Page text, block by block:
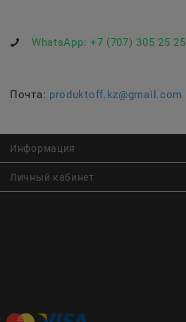
WhatsApp: +7 (707) 305 25 25
Почта: produktoff.kz@gmail.com
Информация
Личный кабинет